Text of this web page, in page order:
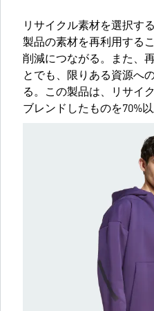
リサイクル素材を選択す
製品の素材を再利用する
削減につながる。また、
とでも、限りある資源へ
る。この製品は、リサイ
ブレンドしたものを70%